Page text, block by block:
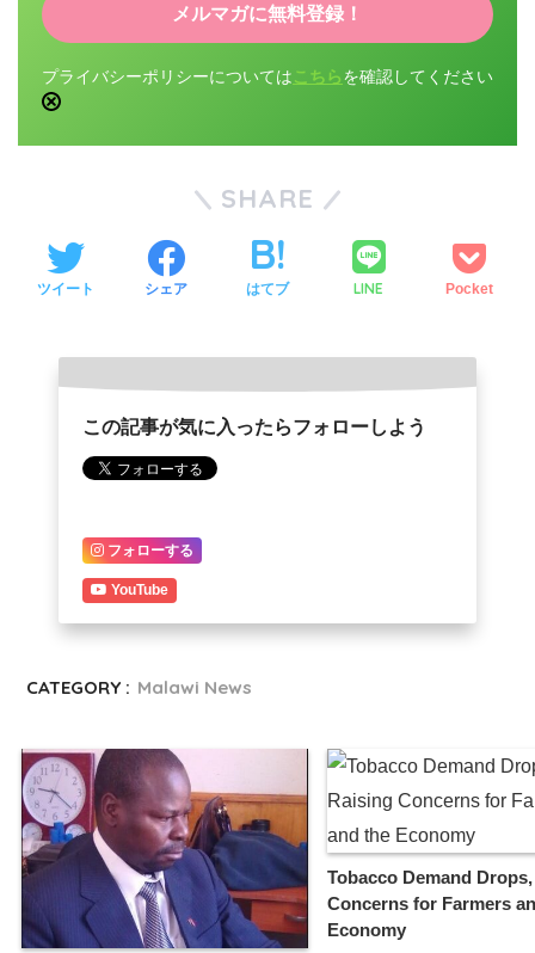
プライバシーポリシーについては こちら を確認してください
SHARE
ツイート シェア はてブ LINE Pocket
この記事が気に入ったらフォローしよう
フォローする
YouTube
CATEGORY : Malawi News
Tobacco Demand
Concerns for Farmers
Economy